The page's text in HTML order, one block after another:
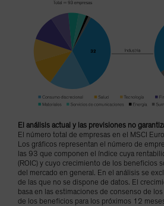
El análisis actual y las previsiones no
El número total de empresas en el MSCI
Los gráficos representan el número de
las 93 que componen el índice cuya
(ROIC) y cuyo crecimiento de los beneficios
del mercado en general. En el análisis se
de las que no se dispone de datos. El
basa en las estimaciones de consenso de
de los beneficios para los próximos 12